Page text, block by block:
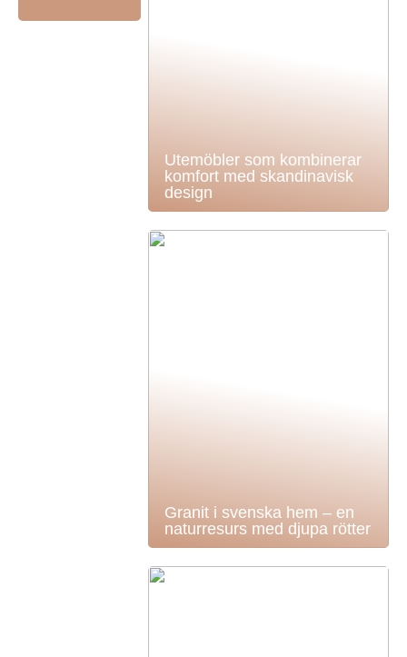
Utemöbler som kombinerar
komfort med skandinavisk
design
Granit i svenska hem – en
naturresurs med djupa rötter